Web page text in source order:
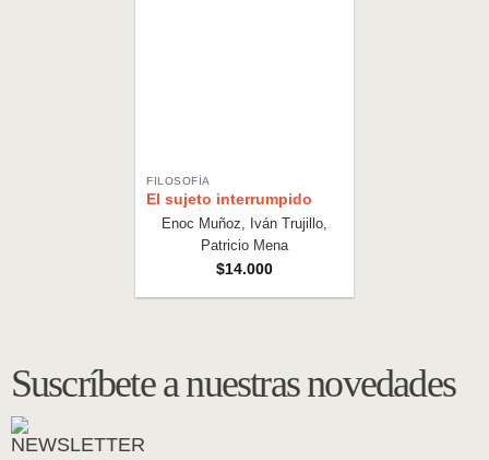
FILOSOFÍA
El sujeto interrumpido
Enoc Muñoz, Iván Trujillo,
Patricio Mena
$14.000
Suscríbete a nuestras novedades